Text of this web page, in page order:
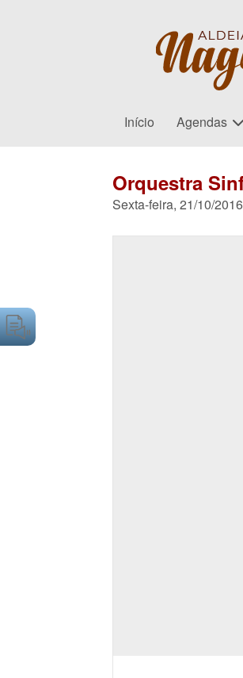
Início Agendas
Orquestra
Sexta-feira, 21/10/